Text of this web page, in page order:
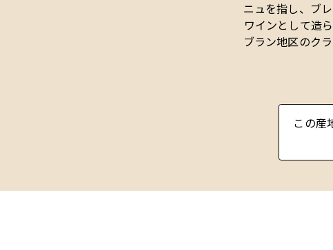
ニュを指し、ブ
ワインとして造
ブラン地区のク
は若いうちは控
ですが、熟成を
実味を備えたリ
味が口いっぱい
この産